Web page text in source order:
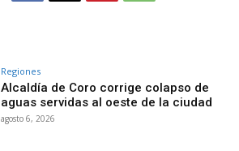
Regiones
Alcaldía de Coro corrige colapso de
aguas servidas al oeste de la ciudad
agosto 6, 2026